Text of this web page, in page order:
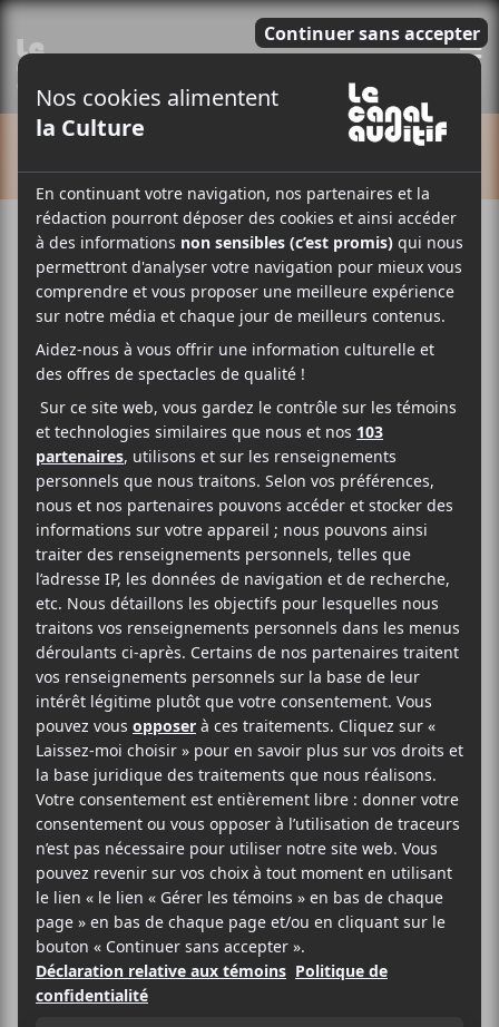
Cet évènement est passé.
Festival international de jazz de
Montréal – Jour 2
2022-07-01 @ 17:00-23:30
Le vendredi 1er juillet 2022, le Festival international
de jazz de Montréal présentera plusieurs spectacles
sur la Place des Festivals. Little Animal!, Urban
Science Brass Band, STORRY, Topium, Makaya
McCraven, Chet Doxas Trio avec Jacob Sacks et
Thomas Morgan, Gregory Porter, Justin Saladino
Band, Fernie, François Bourassa Quartet, Giacomo
Gates & Trio, Marcus Miller, Meshell Ndegeocello,
Christian Sands, Noga Erez, Cory Henry, Annika
Chambers & Paul DesLauriers Band, Corinne Bailey
Rae, Christine et Ingrid Jensen Quintet, Louis Cole
Big Band, Christan Sand, Afrikana Soul Sister, Tord
Gustavsen Trio, Emma Beko et The Shed y seront en
performance.
AJOUTER AU CALENDRIER